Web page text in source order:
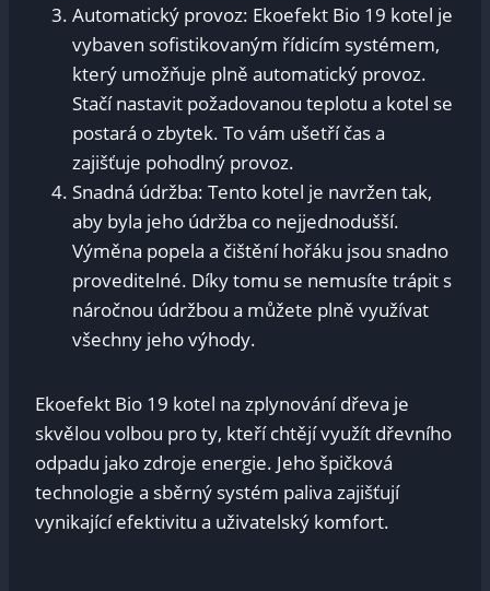
Automatický provoz: Ekoefekt Bio 19 kotel je
vybaven sofistikovaným řídicím systémem,
který umožňuje plně automatický provoz.
Stačí nastavit požadovanou teplotu a kotel se
postará o zbytek. To vám ušetří čas a
zajišťuje pohodlný provoz.
Snadná údržba: Tento kotel je navržen tak,
aby byla jeho údržba co nejjednodušší.
Výměna popela a čištění hořáku jsou snadno
proveditelné. Díky tomu se nemusíte trápit s
náročnou údržbou a můžete plně využívat
všechny jeho výhody.
Ekoefekt Bio 19 kotel na zplynování dřeva je
skvělou volbou pro ty, kteří chtějí využít dřevního
odpadu jako zdroje energie. Jeho špičková
technologie a sběrný systém paliva zajišťují
vynikající efektivitu a uživatelský komfort.